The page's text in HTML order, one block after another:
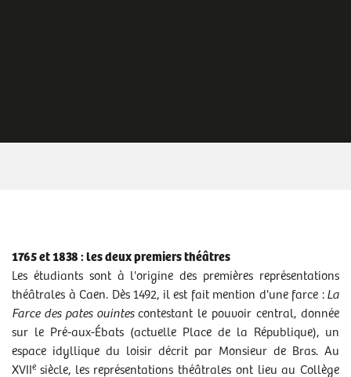
1765 et 1838 : les deux premiers théâtres
Les étudiants sont à l'origine des premières représentations
théâtrales à Caen. Dès 1492, il est fait mention d'une farce : La
Farce des pates ouintescontestant le pouvoir central, donnée
sur le Pré-aux-Ébats (actuelle Place de la République), un
espace idyllique du loisir décrit par Monsieur de Bras. Au
XVII
e siècle, les représentations théâtrales ont lieu au Collège